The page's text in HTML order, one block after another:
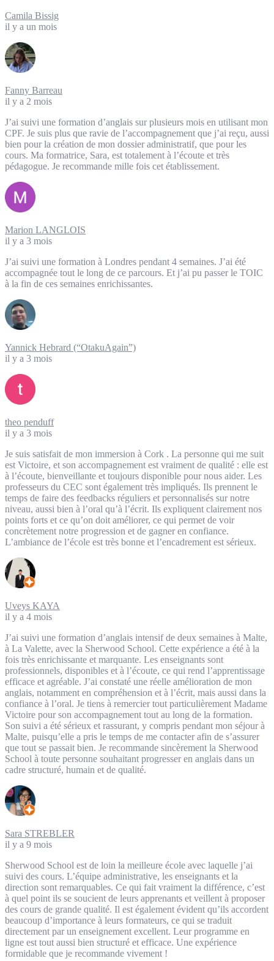
Camila Bissig
il y a un mois
Fanny Barreau
il y a 2 mois
J’ai suivi une formation d’anglais sur plusieurs mois en utilisant mon
CPF. Je suis plus que ravie de l’accompagnement que j’ai reçu, aussi
bien pour la création de mon dossier administratif, que pour les
cours. Ma formatrice, Sara, est totalement à l’écoute et très
pédagogue. Je recommande mille fois cet établissement.
Marion LANGLOIS
il y a 3 mois
J’ai suivi une formation à Londres pendant 4 semaines. J’ai été
accompagnée tout le long de ce parcours. Et j’ai pu passer le TOIC
à la fin de ces semaines enrichissantes.
Yannick Hebrard (“OtakuAgain”)
il y a 3 mois
theo penduff
il y a 3 mois
Je suis satisfait de mon immersion à Cork . La personne qui me suit
est Victoire, et son accompagnement est vraiment de qualité : elle est
à l’écoute, bienveillante et toujours disponible pour nous aider. Les
professeurs du CEC sont également très impliqués. Ils prennent le
temps de faire des feedbacks réguliers et personnalisés sur notre
niveau, aussi bien à l’oral qu’à l’écrit. Ils expliquent clairement nos
points forts et ce qu’on doit améliorer, ce qui permet de voir
concrètement notre progression et de gagner en confiance.
L’ambiance de l’école est très bonne et l’encadrement est sérieux.
Uveys KAYA
il y a 4 mois
J’ai suivi une formation d’anglais intensif de deux semaines à Malte,
à La Valette, avec la Sherwood School. Cette expérience a été à la
fois très enrichissante et marquante. Les enseignants sont
professionnels, disponibles et à l’écoute, ce qui rend l’apprentissage
efficace et agréable. J’ai constaté une réelle amélioration de mon
anglais, notamment en compréhension et à l’écrit, mais aussi dans la
confiance à l’oral. Je tiens à remercier tout particulièrement Madame
Victoire pour son accompagnement tout au long de la formation.
Son suivi a été sérieux et rassurant, y compris pendant mon séjour à
Malte, puisqu’elle a pris le temps de me contacter afin de s’assurer
que tout se passait bien. Je recommande sincèrement la Sherwood
School à toute personne souhaitant progresser en anglais dans un
cadre structuré, humain et de qualité.
Sara STREBLER
il y a 9 mois
Sherwood School est de loin la meilleure école avec laquelle j’ai
suivi des cours. L’équipe administrative, les enseignants et la
direction sont remarquables. Ce qui fait vraiment la différence, c’est
à quel point ils se soucient de leurs apprenants et veillent à proposer
des cours de grande qualité. Il est également évident qu’ils accordent
beaucoup d’importance à leurs formateurs, ce qui se traduit
directement par un enseignement excellent. Leur programme en
ligne est tout aussi bien structuré et efficace. Une expérience
formidable que je recommande vivement !